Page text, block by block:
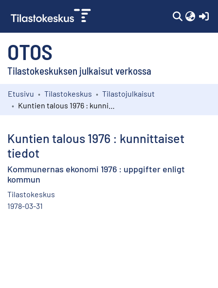
OTOS
Tilastokeskuksen julkaisut verkossa
Kokoelmat
Etusivu Tilastokeskus
Tilastojulkaisut
Kuntien talous 1976 : kunnittaiset
tiedot
Kommunernas ekonomi 1976 : uppgifter enligt
kommun
Tilastokeskus
1978-03-31